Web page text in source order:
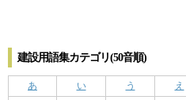
建設用語集カテゴリ(50音順)
あ い う え